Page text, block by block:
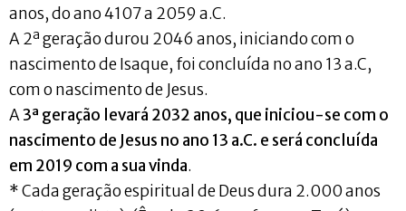
anos, do ano 4107 a 2059 a.C.
A 2ª geração durou 2046 anos, iniciando com o
nascimento de Isaque, foi concluída no ano 13 a.C,
com o nascimento de Jesus.
A3ª geração levará 2032 anos, que iniciou-se com o
nascimento de Jesus no ano 13 a.C. e será concluída
em 2019 com a sua vinda.
* Cada geração espiritual de Deus dura 2.000 anos